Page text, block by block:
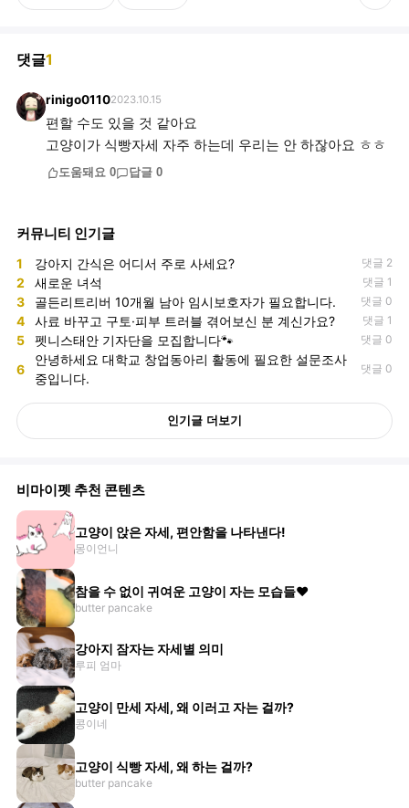
댓글1
rinigo01102023.10.15
편할 수도 있을 것 같아요
고양이가 식빵자세 자주 하는데 우리는 안 하잖아요 ㅎㅎ
도움돼요 0 답글 0
커뮤니티 인기글
1 강아지 간식은 어디서 주로 사세요? 댓글 2
2 새로운 녀석 댓글 1
3 골든리트리버 10개월 남아 임시보호자가 필요합니다. 댓글 0
4 사료 바꾸고 구토·피부 트러블 겪어보신 분 계신가요? 댓글 1
5 펫니스태안 기자단을 모집합니다🐾 댓글 0
6
안녕하세요 대학교 창업동아리 활동에 필요한 설문조사
중입니다.
댓글 0
인기글 더보기
비마이펫 추천 콘텐츠
고양이 앉은 자세, 편안함을 나타낸다!
몽이언니
참을 수 없이 귀여운 고양이 자는 모습들♥
butter pancake
강아지 잠자는 자세별 의미
루피 엄마
고양이 만세 자세, 왜 이러고 자는 걸까?
콩이네
고양이 식빵 자세, 왜 하는 걸까?
butter pancake